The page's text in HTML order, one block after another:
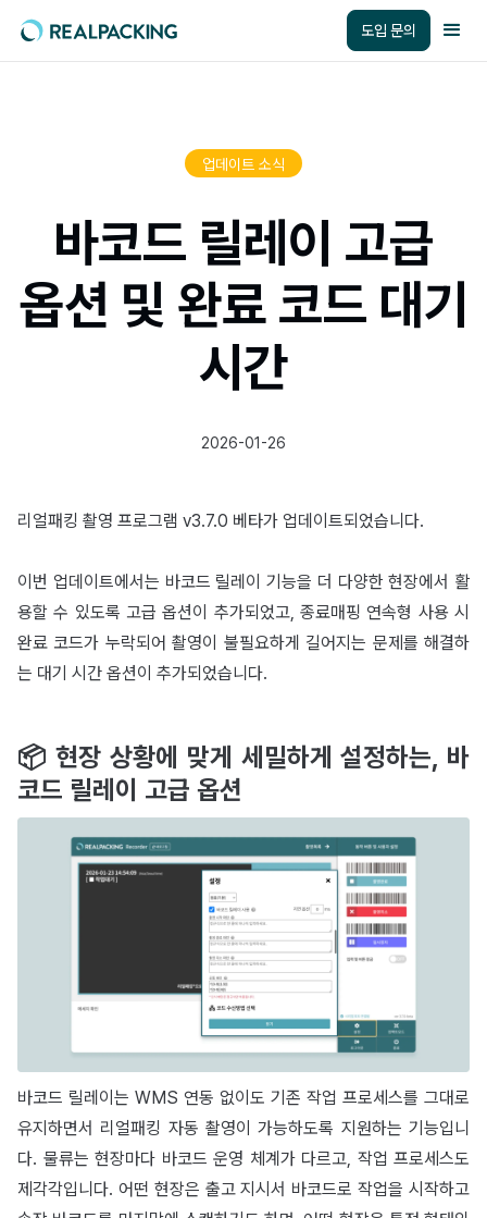
도입 문의
업데이트 소식
바코드 릴레이 고급
옵션 및 완료 코드 대기
시간
2026-01-26
리얼패킹 촬영 프로그램 v3.7.0 베타가 업데이트되었습니다.
이번 업데이트에서는 바코드 릴레이 기능을 더 다양한 현장에서 활
용할 수 있도록 고급 옵션이 추가되었고, 종료매핑 연속형 사용 시
완료 코드가 누락되어 촬영이 불필요하게 길어지는 문제를 해결하
는 대기 시간 옵션이 추가되었습니다.
📦 현장 상황에 맞게 세밀하게 설정하는, 바
코드 릴레이 고급 옵션
바코드 릴레이는 WMS 연동 없이도 기존 작업 프로세스를 그대로
유지하면서 리얼패킹 자동 촬영이 가능하도록 지원하는 기능입니
다. 물류는 현장마다 바코드 운영 체계가 다르고, 작업 프로세스도
제각각입니다. 어떤 현장은 출고 지시서 바코드로 작업을 시작하고